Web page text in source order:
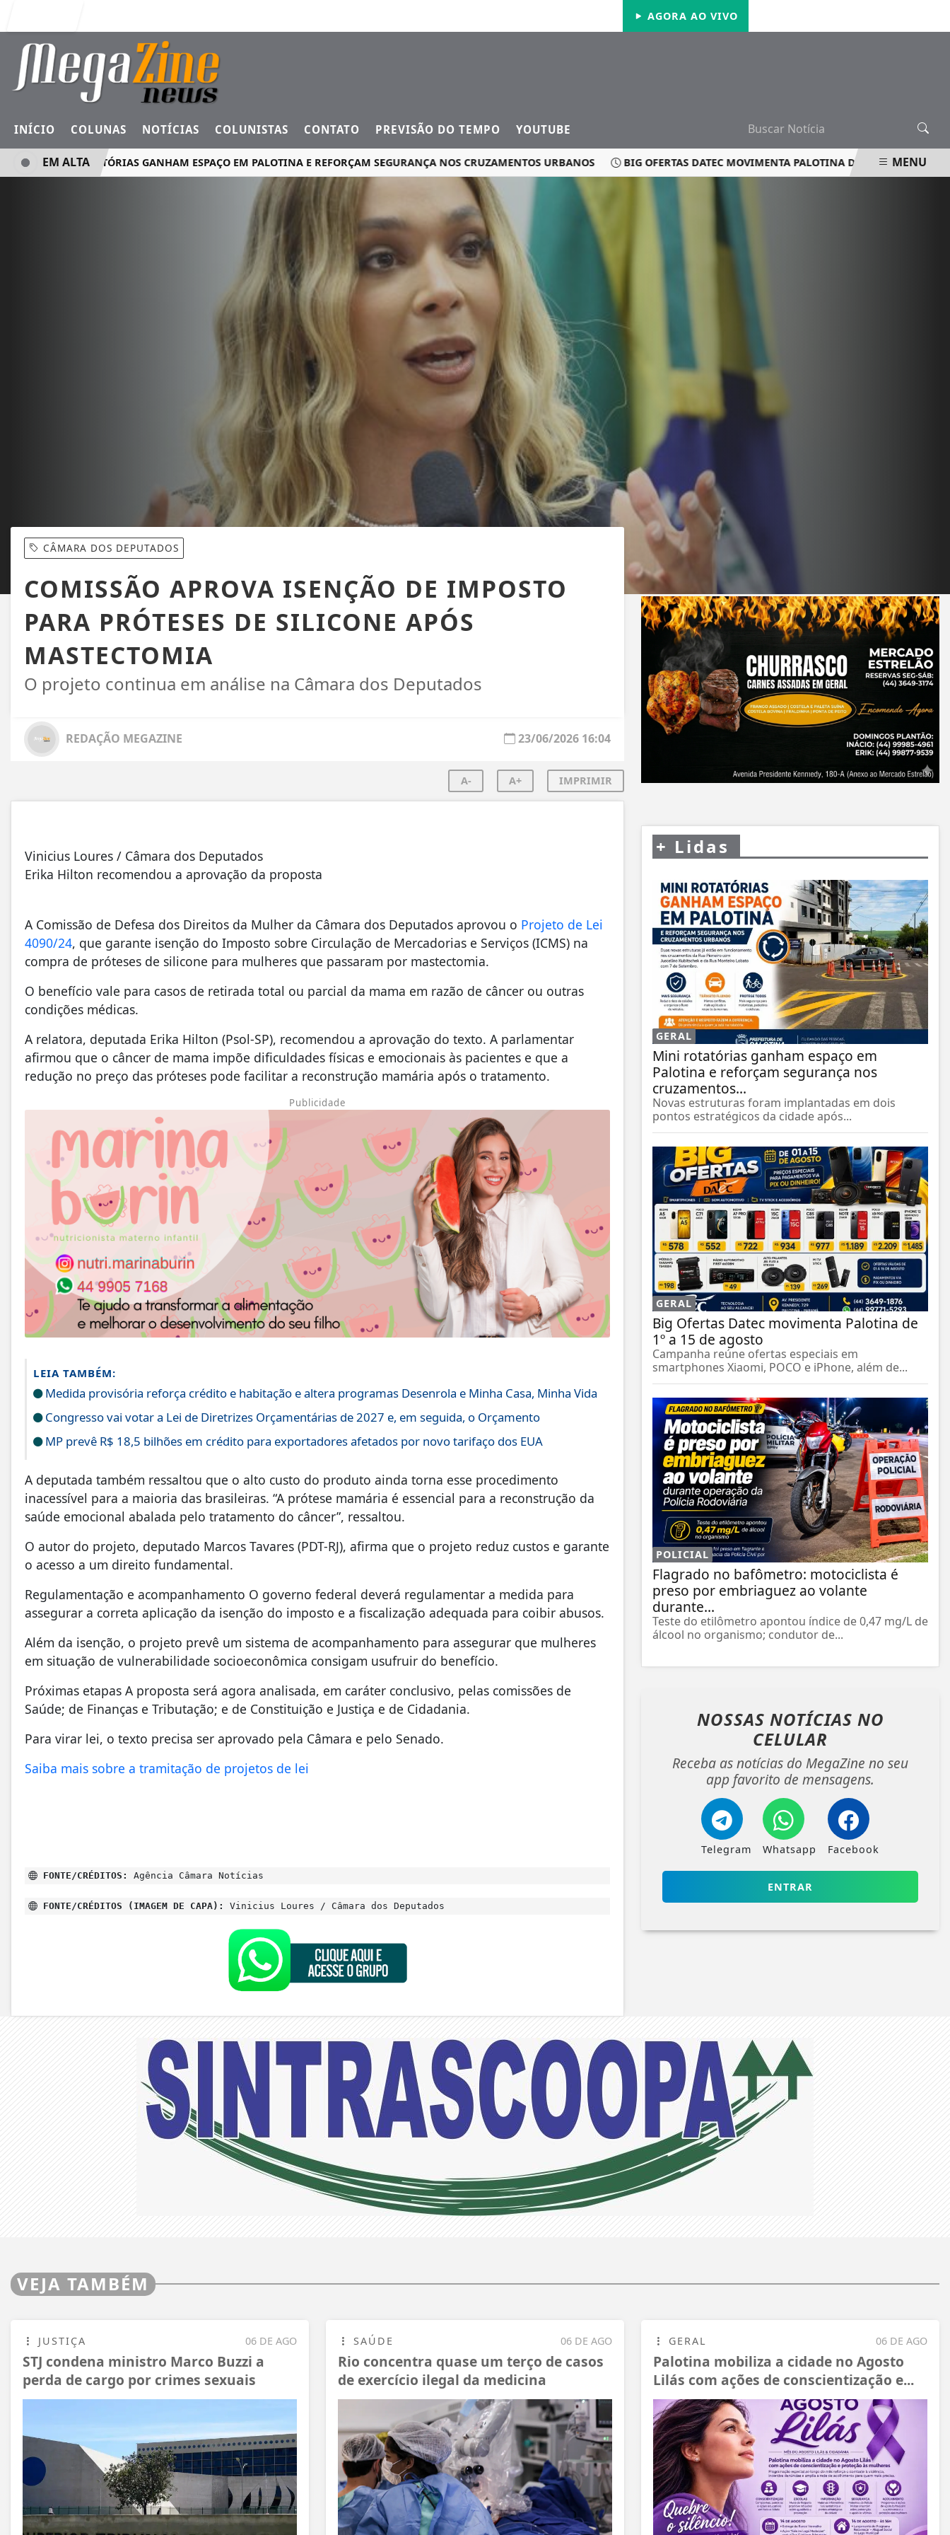
AGORA AO VIVO
INÍCIO COLUNAS NOTÍCIAS COLUNISTAS CONTATO PREVISÃO DO TEMPO YOUTUBE
MINI ROTATÓRIAS GANHAM ESPAÇO EM PALOTINA E REFORÇAM SEGURANÇA NOS CRUZAMENTOS URBANOS BIG OFERTAS DATEC MOVIMENTA PALOTINA DE 1º A 15 DE AGOSTO
EM ALTA MENU
CÂMARA DOS DEPUTADOS
COMISSÃO APROVA ISENÇÃO DE IMPOSTO
PARA PRÓTESES DE SILICONE APÓS
MASTECTOMIA
O projeto continua em análise na Câmara dos Deputados
REDAÇÃO MEGAZINE 23/06/2026 16:04
A- A+ IMPRIMIR
Vinicius Loures / Câmara dos Deputados
Erika Hilton recomendou a aprovação da proposta
A Comissão de Defesa dos Direitos da Mulher da Câmara dos Deputados aprovou o Projeto de Lei
4090/24, que garante isenção do Imposto sobre Circulação de Mercadorias e Serviços (ICMS) na
compra de próteses de silicone para mulheres que passaram por mastectomia.
O benefício vale para casos de retirada total ou parcial da mama em razão de câncer ou outras
condições médicas.
A relatora, deputada Erika Hilton (Psol-SP), recomendou a aprovação do texto. A parlamentar
afirmou que o câncer de mama impõe dificuldades físicas e emocionais às pacientes e que a
redução no preço das próteses pode facilitar a reconstrução mamária após o tratamento.
Publicidade
LEIA TAMBÉM:
Medida provisória reforça crédito e habitação e altera programas Desenrola e Minha Casa, Minha Vida
Congresso vai votar a Lei de Diretrizes Orçamentárias de 2027 e, em seguida, o Orçamento
MP prevê R$ 18,5 bilhões em crédito para exportadores afetados por novo tarifaço dos EUA
A deputada também ressaltou que o alto custo do produto ainda torna esse procedimento
inacessível para a maioria das brasileiras. “A prótese mamária é essencial para a reconstrução da
saúde emocional abalada pelo tratamento do câncer”, ressaltou.
O autor do projeto, deputado Marcos Tavares (PDT-RJ), afirma que o projeto reduz custos e garante
o acesso a um direito fundamental.
Regulamentação e acompanhamento O governo federal deverá regulamentar a medida para
assegurar a correta aplicação da isenção do imposto e a fiscalização adequada para coibir abusos.
Além da isenção, o projeto prevê um sistema de acompanhamento para assegurar que mulheres
em situação de vulnerabilidade socioeconômica consigam usufruir do benefício.
Próximas etapas A proposta será agora analisada, em caráter conclusivo, pelas comissões de
Saúde; de Finanças e Tributação; e de Constituição e Justiça e de Cidadania.
Para virar lei, o texto precisa ser aprovado pela Câmara e pelo Senado.
Saiba mais sobre a tramitação de projetos de lei
FONTE/CRÉDITOS: Agência Câmara Notícias
FONTE/CRÉDITOS (IMAGEM DE CAPA): Vinicius Loures / Câmara dos Deputados
+ Lidas
GERAL
Mini rotatórias ganham espaço em
Palotina e reforçam segurança nos
cruzamentos...
Novas estruturas foram implantadas em dois
pontos estratégicos da cidade após...
GERAL
Big Ofertas Datec movimenta Palotina de
1º a 15 de agosto
Campanha reúne ofertas especiais em
smartphones Xiaomi, POCO e iPhone, além de...
POLICIAL
Flagrado no bafômetro: motociclista é
preso por embriaguez ao volante
durante...
Teste do etilômetro apontou índice de 0,47 mg/L de
álcool no organismo; condutor de...
NOSSAS NOTÍCIAS NO
CELULAR
Receba as notícias do MegaZine no seu
app favorito de mensagens.
Telegram Whatsapp Facebook
ENTRAR
VEJA TAMBÉM
06 DE AGO
JUSTIÇA
STJ condena ministro Marco Buzzi a
perda de cargo por crimes sexuais
06 DE AGO
SAÚDE
Rio concentra quase um terço de casos
de exercício ilegal da medicina
06 DE AGO
GERAL
Palotina mobiliza a cidade no Agosto
Lilás com ações de conscientização e...